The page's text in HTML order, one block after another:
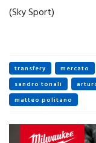
(Sky Sport)
transfery mercato
sandro tonali
matteo politano